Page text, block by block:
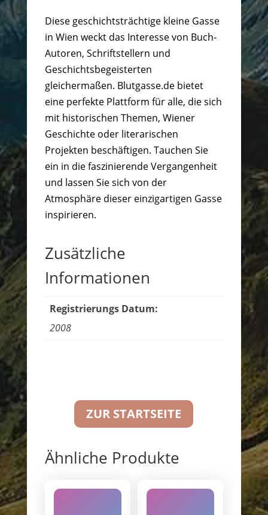
Diese geschichtsträchtige kleine Gasse
in Wien weckt das Interesse von Buch-
Autoren, Schriftstellern und
Geschichtsbegeisterten
gleichermaßen. Blutgasse.de bietet
eine perfekte Plattform für alle, die sich
mit historischen Themen, Wiener
Geschichte oder literarischen
Projekten beschäftigen. Tauchen Sie
ein in die faszinierende Vergangenheit
und lassen Sie sich von der
Atmosphäre dieser einzigartigen Gasse
inspirieren.
Zusätzliche
Informationen
Registrierungs Datum:
2008
ZUR STARTSEITE
Ähnliche Produkte